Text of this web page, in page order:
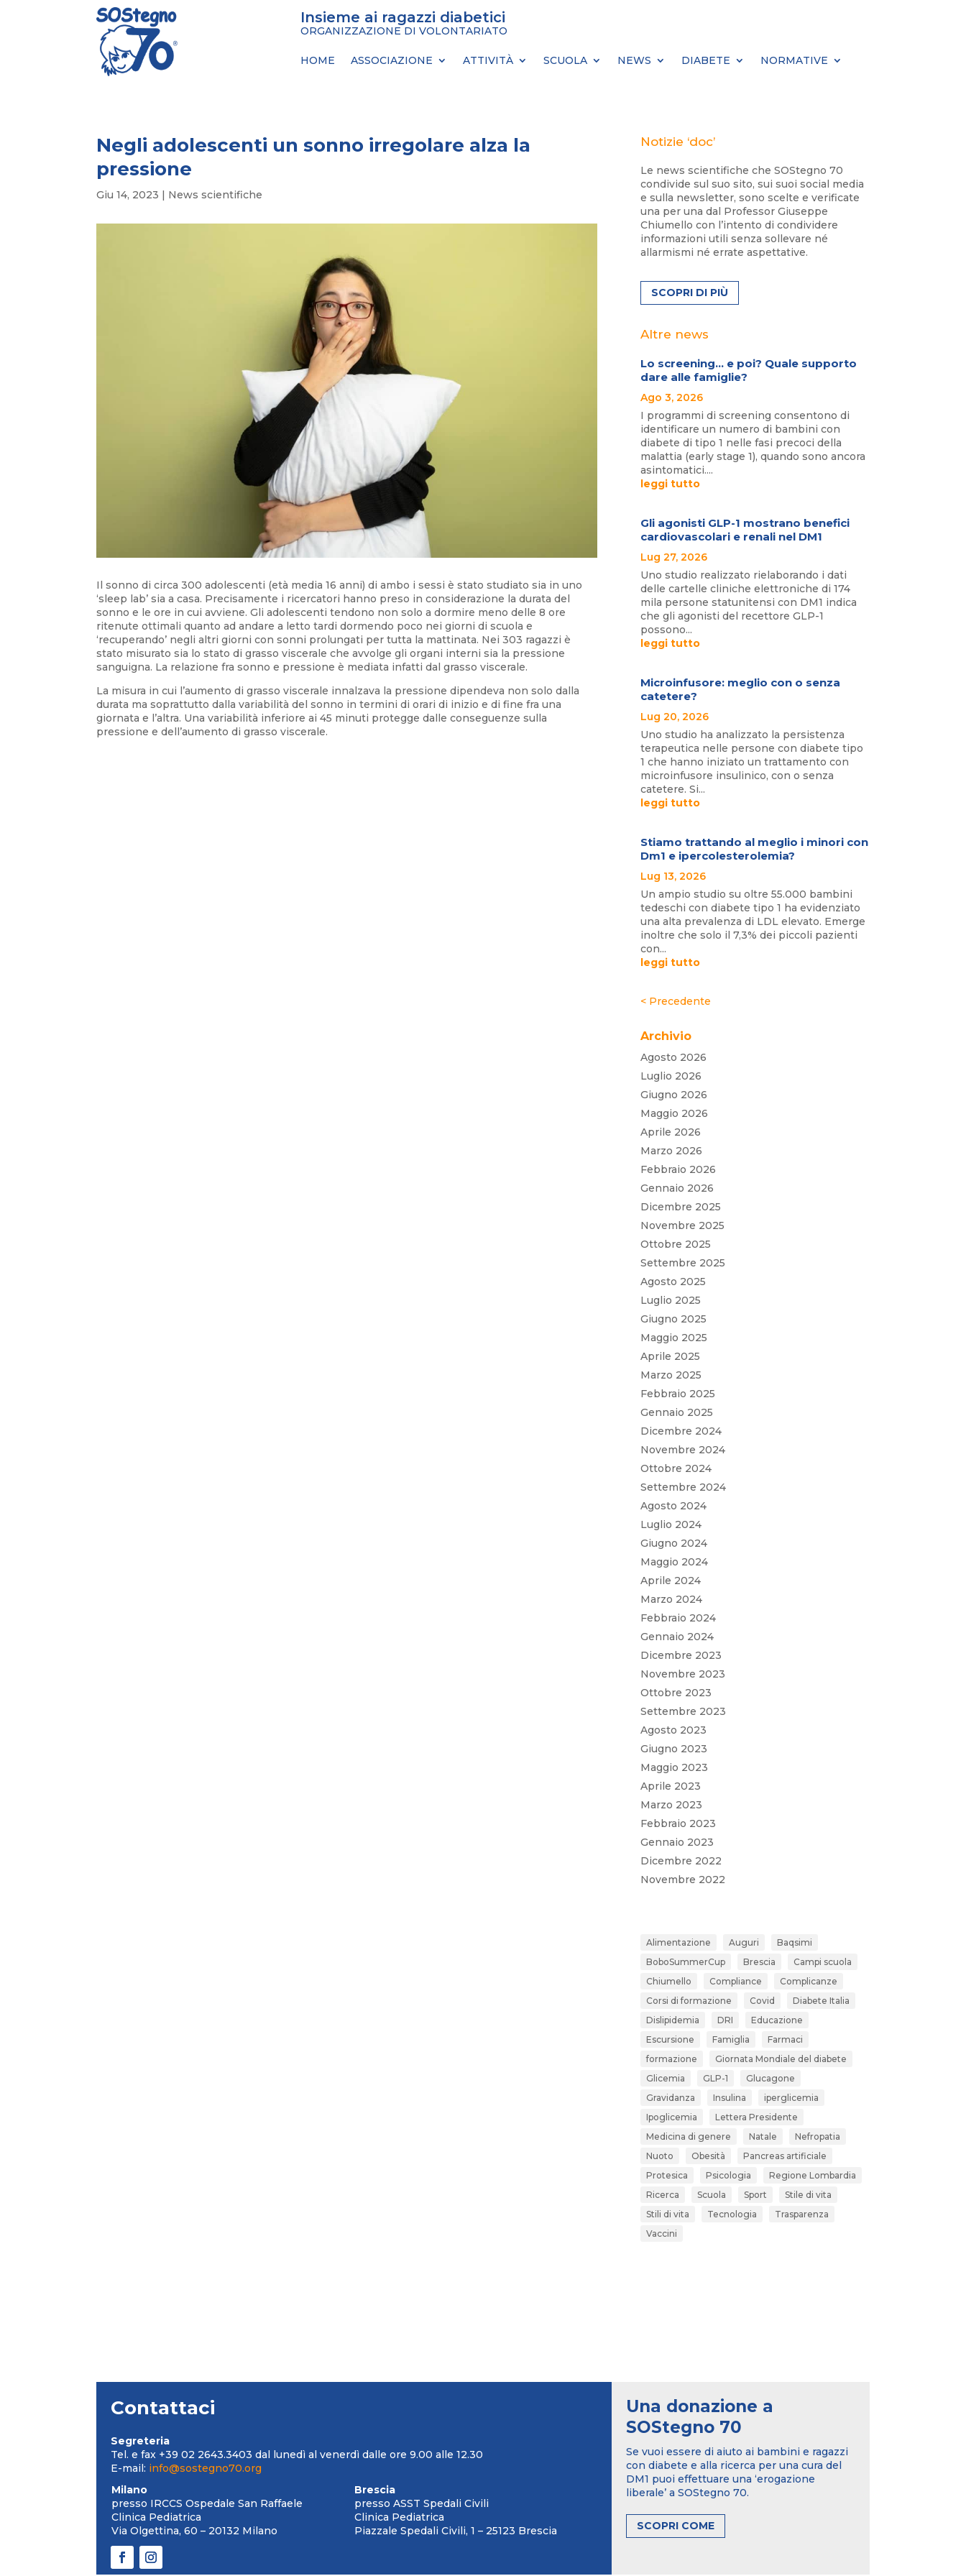
Insieme ai ragazzi diabetici
ORGANIZZAZIONE DI VOLONTARIATO
HOME ASSOCIAZIONE ATTIVITÀ SCUOLA NEWS DIABETE NORMATIVE
Negli adolescenti un sonno irregolare alza la
pressione
Giu 14, 2023 | News scientifiche
Il sonno di circa 300 adolescenti (età media 16 anni) di ambo i sessi è stato studiato sia in uno
‘sleep lab’ sia a casa. Precisamente i ricercatori hanno preso in considerazione la durata del
sonno e le ore in cui avviene. Gli adolescenti tendono non solo a dormire meno delle 8 ore
ritenute ottimali quanto ad andare a letto tardi dormendo poco nei giorni di scuola e
‘recuperando’ negli altri giorni con sonni prolungati per tutta la mattinata. Nei 303 ragazzi è
stato misurato sia lo stato di grasso viscerale che avvolge gli organi interni sia la pressione
sanguigna. La relazione fra sonno e pressione è mediata infatti dal grasso viscerale.
La misura in cui l’aumento di grasso viscerale innalzava la pressione dipendeva non solo dalla
durata ma soprattutto dalla variabilità del sonno in termini di orari di inizio e di fine fra una
giornata e l’altra. Una variabilità inferiore ai 45 minuti protegge dalle conseguenze sulla
pressione e dell’aumento di grasso viscerale.
Notizie ‘doc’
Le news scientifiche che SOStegno 70
condivide sul suo sito, sui suoi social media
e sulla newsletter, sono scelte e verificate
una per una dal Professor Giuseppe
Chiumello con l’intento di condividere
informazioni utili senza sollevare né
allarmismi né errate aspettative.
SCOPRI DI PIÙ
Altre news
Lo screening… e poi? Quale supporto
dare alle famiglie?
Ago 3, 2026
I programmi di screening consentono di
identificare un numero di bambini con
diabete di tipo 1 nelle fasi precoci della
malattia (early stage 1), quando sono ancora
asintomatici....
leggi tutto
Gli agonisti GLP-1 mostrano benefici
cardiovascolari e renali nel DM1
Lug 27, 2026
Uno studio realizzato rielaborando i dati
delle cartelle cliniche elettroniche di 174
mila persone statunitensi con DM1 indica
che gli agonisti del recettore GLP-1
possono...
leggi tutto
Microinfusore: meglio con o senza
catetere?
Lug 20, 2026
Uno studio ha analizzato la persistenza
terapeutica nelle persone con diabete tipo
1 che hanno iniziato un trattamento con
microinfusore insulinico, con o senza
catetere. Si...
leggi tutto
Stiamo trattando al meglio i minori con
Dm1 e ipercolesterolemia?
Lug 13, 2026
Un ampio studio su oltre 55.000 bambini
tedeschi con diabete tipo 1 ha evidenziato
una alta prevalenza di LDL elevato. Emerge
inoltre che solo il 7,3% dei piccoli pazienti
con...
leggi tutto
Archivio
Agosto 2026
Luglio 2026
Giugno 2026
Maggio 2026
Aprile 2026
Marzo 2026
Febbraio 2026
Gennaio 2026
Dicembre 2025
Novembre 2025
Ottobre 2025
Settembre 2025
Agosto 2025
Luglio 2025
Giugno 2025
Maggio 2025
Aprile 2025
Marzo 2025
Febbraio 2025
Gennaio 2025
Dicembre 2024
Novembre 2024
Ottobre 2024
Settembre 2024
Agosto 2024
Luglio 2024
Giugno 2024
Maggio 2024
Aprile 2024
Marzo 2024
Febbraio 2024
Gennaio 2024
Dicembre 2023
Novembre 2023
Ottobre 2023
Settembre 2023
Agosto 2023
Giugno 2023
Maggio 2023
Aprile 2023
Marzo 2023
Febbraio 2023
Gennaio 2023
Dicembre 2022
Novembre 2022
Alimentazione Auguri
Baqsimi
BoboSummerCup
Brescia
Campi scuola
Chiumello
Compliance
Complicanze
Corsi di formazione
Covid
Diabete Italia
Dislipidemia
DRI
Educazione
Escursione
Famiglia
Farmaci
formazione
Giornata Mondiale del diabete
Glicemia
GLP-1
Glucagone
Gravidanza
Insulina
iperglicemia
Ipoglicemia
Lettera Presidente
Medicina di genere
Natale
Nefropatia
Nuoto
Obesità
Pancreas artificiale
Protesica
Psicologia
Regione Lombardia
Ricerca
Scuola Sport
Stile di vita
Stili di vita
Tecnologia
Trasparenza
Vaccini
Contattaci
Segreteria
Tel. e fax +39 02 2643.3403 dal lunedì al venerdì dalle ore 9.00 alle 12.30
E-mail: info@sostegno70.org
Milano
presso IRCCS Ospedale San Raffaele
Clinica Pediatrica
Via Olgettina, 60 – 20132 Milano
Brescia
presso ASST Spedali Civili
Clinica Pediatrica
Piazzale Spedali Civili, 1 – 25123 Brescia
Una donazione a
SOStegno 70
Se vuoi essere di aiuto ai bambini e ragazzi
con diabete e alla ricerca per una cura del
DM1 puoi effettuare una ‘erogazione
liberale’ a SOStegno 70.
SCOPRI COME